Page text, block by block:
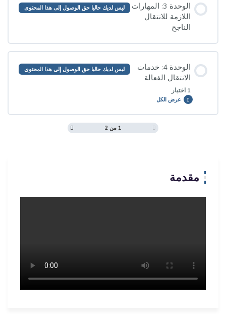
الوحدة 3: المهارات
اللازمة للانتقال
الناجح
ليس لديك حاليا حق الوصول إلى هذا المحتوى
الوحدة 4: خدمات
الانتقال الفعالة
1 اختبار
ليس لديك حاليا حق الوصول إلى هذا المحتوى
عرض الكل
محتوى الدرس
اختبار في خدمات الانتقال للطلبة ذوي الإعاقات
1 من 2
مقدمة